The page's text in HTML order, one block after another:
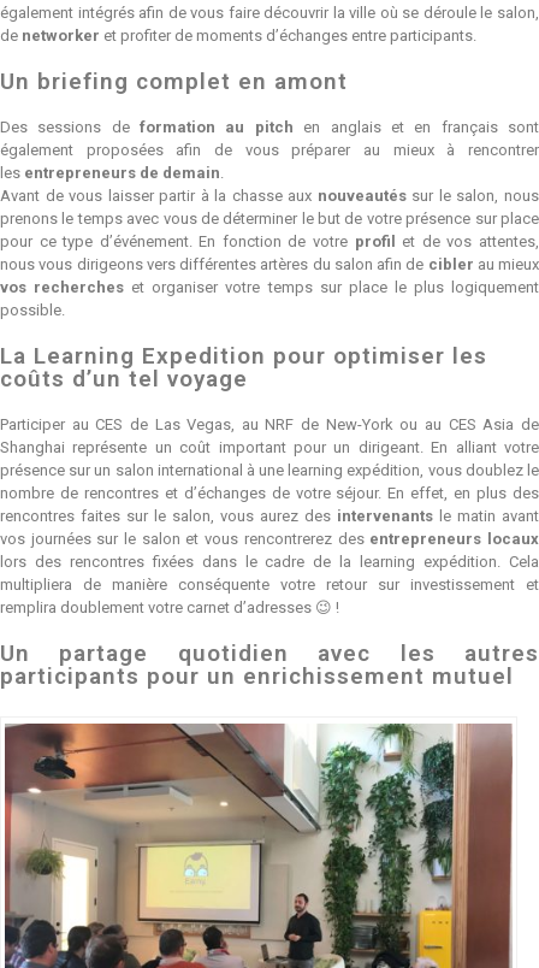
également intégrés afin de vous faire découvrir la ville où se déroule le salon,
de networker et profiter de moments d’échanges entre participants.
Un briefing complet en amont
Des sessions deformation au pitch en anglais et en français sont
également proposées afin de vous préparer au mieux à rencontrer
les entrepreneurs de demain.
Avant de vous laisser partir à la chasse aux nouveautéssur le salon, nous
prenons le temps avec vous de déterminer le but de votre présence sur place
pour ce type d’événement. En fonction de votre profil
et de vos attentes,
nous vous dirigeons vers différentes artères du salon afin de cibler au mieux
vos recherches et organiser votre temps sur place le plus logiquement
possible.
La Learning Expedition pour optimiser les
coûts d’un tel voyage
Participer au CES de Las Vegas, au NRF de New-York ou au CES Asia de
Shanghai représente un coût important pour un dirigeant. En alliant votre
présence sur un salon international à une learning expédition, vous doublez le
nombre de rencontres et d’échanges de votre séjour. En effet, en plus des
rencontres faites sur le salon, vous aurez des intervenants le matin avant
vos journées sur le salon et vous rencontrerez des entrepreneurs locaux
lors des rencontres fixées dans le cadre de la learning expédition. Cela
multipliera de manière conséquente votre retour sur investissement et
remplira doublement votre carnet d’adresses 😉 !
Un partage quotidien avec les autres
participants pour un enrichissement mutuel